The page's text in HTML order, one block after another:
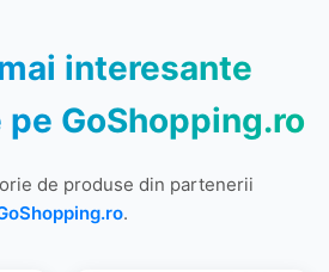
interesante
pe GoShopping.ro
de produse din partenerii
.